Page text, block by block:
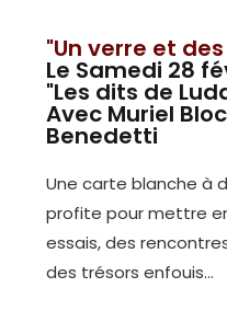
"Un verre et
Le Samedi 28
"Les dits de
Avec Muriel
Benedetti
Une carte blanche à
profite pour mettre
essais, des
des trésors enfouis…